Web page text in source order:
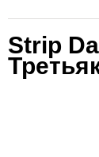
Strip